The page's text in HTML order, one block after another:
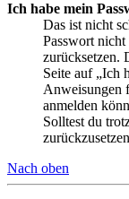
Ich habe mein
Das ist nicht
Passwort
zurücksetzen.
Seite auf „Ich
Anweisungen
anmelden
Solltest du
Nach oben